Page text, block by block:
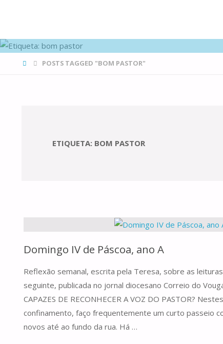
HOMEPOSTS TAGGED "BOM PASTOR"
ETIQUETA: BOM PASTOR
Domingo IV de Páscoa, ano A
Reflexão semanal, escrita pela Teresa, sobre as
seguinte, publicada no jornal diocesano Correio do
CAPAZES DE RECONHECER A VOZ DO PASTOR?
confinamento, faço frequentemente um curto passeio
novos até ao fundo da rua. Há …